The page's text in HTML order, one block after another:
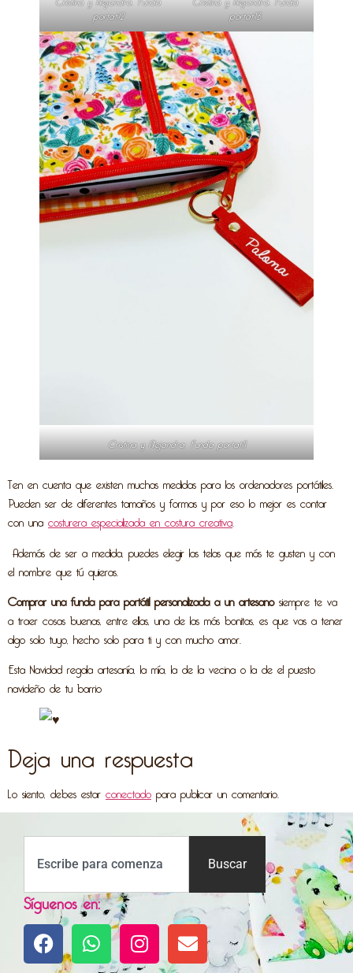
portatil2 portatil3
Cristina y Alejandra. Funda portatil1
Ten en cuenta que existen muchas medidas para los ordenadores portátiles.
Pueden ser de diferentes tamaños y formas y por eso lo mejor es contar
con unacosturera especializada en costura creativa.
Además de ser a medida, puedes elegir las telas que más te gusten y con
el nombre que tú quieras.
Comprar una funda para portátil personalizada a un artesanosiempre te va
a traer cosas buenas, entre ellas, una de las más bonitas, es que vas a tener
algo solo tuyo, hecho solo para ti y con mucho amor.
Esta Navidad regala artesanía, la mía, la de la vecina o la de el puesto
navideño de tu barrio
Deja una respuesta
Lo siento, debes estarconectadopara publicar un comentario.
Buscar
Síguenos en: